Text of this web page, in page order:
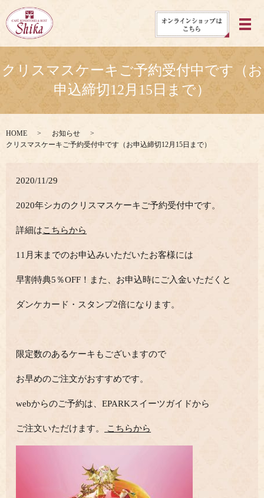
メ
クリスマスケーキご予約受付中です（お
申込締切12月15日まで）
HOME
お知らせ
クリスマスケーキご予約受付中です（お申込締切12月15日まで）
2020/11/29
2020年シカのクリスマスケーキご予約受付中です。
詳細はこちらから
11月末までのお申込みいただいたお客様には
早割特典5％OFF！また、お申込時にご入金いただくと
ダンケカード・スタンプ2倍になります。
限定数のあるケーキもございますので
お早めのご注文がおすすめです。
webからのご予約は、EPARKスイーツガイドから
ご注文いただけます。 こちらから